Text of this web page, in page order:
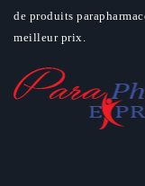
de produits
meilleur prix.